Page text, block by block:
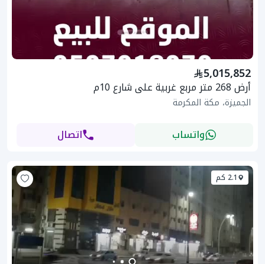
5,015,852
أرض 268 متر مربع غربية على شارع 10م
الجميزة، مكة المكرمة
واتساب اتصال
2.1 كم